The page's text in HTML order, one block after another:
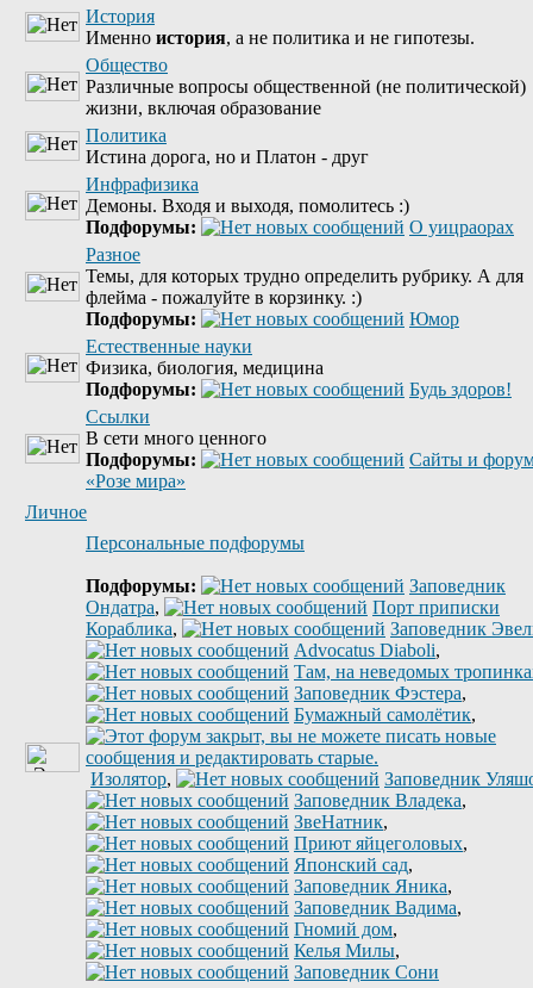
История
Именно история, а не политика и не гипотезы.
Общество
Различные вопросы общественной (не политической)
жизни, включая образование
Политика
Истина дорога, но и Платон - друг
Инфрафизика
Демоны. Входя и выходя, помолитесь :)
Подфорумы:
О уицраорах
Разное
Темы, для которых трудно определить рубрику. А для
флейма - пожалуйте в корзинку. :)
Подфорумы:
Юмор
Естественные науки
Физика, биология, медицина
Подфорумы:
Будь здоров!
Ссылки
В сети много ценного
Подфорумы:
Сайты и
«Розе мира»
Личное
Персональные подфорумы
Подфорумы:
Заповедник
Ондатра,
Порт приписки
Кораблика,
Заповедник
Advocatus Diaboli,
Там, на неведомых
Заповедник Фэстера,
Бумажный самолётик,
Изолятор,
Заповедник
Заповедник Владека,
ЗвеНатник,
Приют яйцеголовых,
Японский сад,
Заповедник Яника,
Заповедник Вадима,
Гномий дом,
Келья Милы,
Заповедник Сони